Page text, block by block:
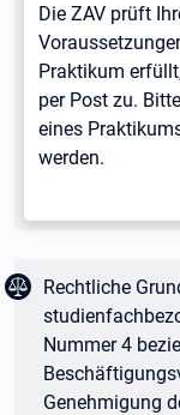
Die ZAV prüft
Praktikum
per Post zu.
eines
werden.
Juristischer
Rechtliche
Nummer 4
Genehmigung